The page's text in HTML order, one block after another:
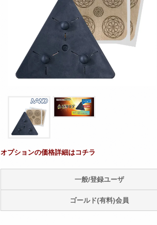
オプションの価格詳細はコチラ
一般/登録ユーザ
ゴールド(有料)会員